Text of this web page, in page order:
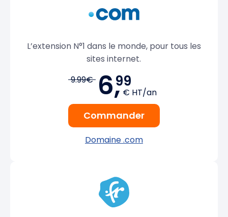
L’extension N°1 dans le monde, pour tous les
sites internet.
9.99€ 6,99
€ HT/an
Commander
Domaine .com